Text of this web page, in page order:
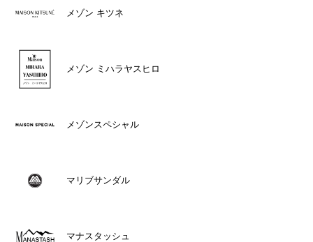
メゾン キツネ
メゾン ミハラヤスヒロ
メゾンスペシャル
マリブサンダル
マナスタッシュ